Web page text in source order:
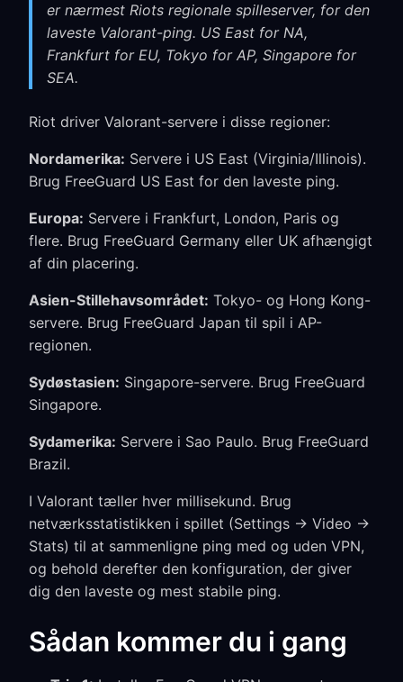
er nærmest Riots regionale spilleserver, for den
laveste Valorant-ping. US East for NA,
Frankfurt for EU, Tokyo for AP, Singapore for
SEA.
Riot driver Valorant-servere i disse regioner:
Nordamerika: Servere i US East (Virginia/Illinois).
Brug FreeGuard US East for den laveste ping.
Europa: Servere i Frankfurt, London, Paris og
flere. Brug FreeGuard Germany eller UK afhængigt
af din placering.
Asien-Stillehavsområdet: Tokyo- og Hong Kong-
servere. Brug FreeGuard Japan til spil i AP-
regionen.
Sydøstasien: Singapore-servere. Brug FreeGuard
Singapore.
Sydamerika: Servere i Sao Paulo. Brug FreeGuard
Brazil.
I Valorant tæller hver millisekund. Brug
netværksstatistikken i spillet (Settings → Video →
Stats) til at sammenligne ping med og uden VPN,
og behold derefter den konfiguration, der giver
dig den laveste og mest stabile ping.
Sådan kommer du i gang